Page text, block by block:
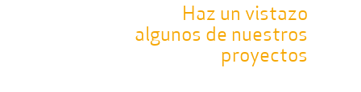
Haz un vistazo
algunos de nuestros
proyectos